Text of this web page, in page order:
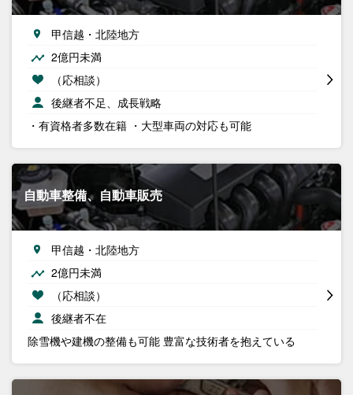
甲信越・北陸地方
2億円未満
（応相談）
後継者不足、成長戦略
・有資格者多数在籍 ・大型車両の対応も可能
自動車整備、自動車販売
甲信越・北陸地方
2億円未満
（応相談）
後継者不在
除雪機や建機の整備も可能 豊富な技術者を抱えている